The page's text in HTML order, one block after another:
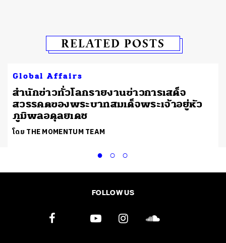
RELATED POSTS
Global Affairs
สำนักข่าวทั่วโลกรายงานข่าวการเสด็จ
สวรรคตของพระบาทสมเด็จพระเจ้าอยู่หัว
ภูมิพลอดุลยเดช
โดย THE MOMENTUM TEAM
FOLLOW US